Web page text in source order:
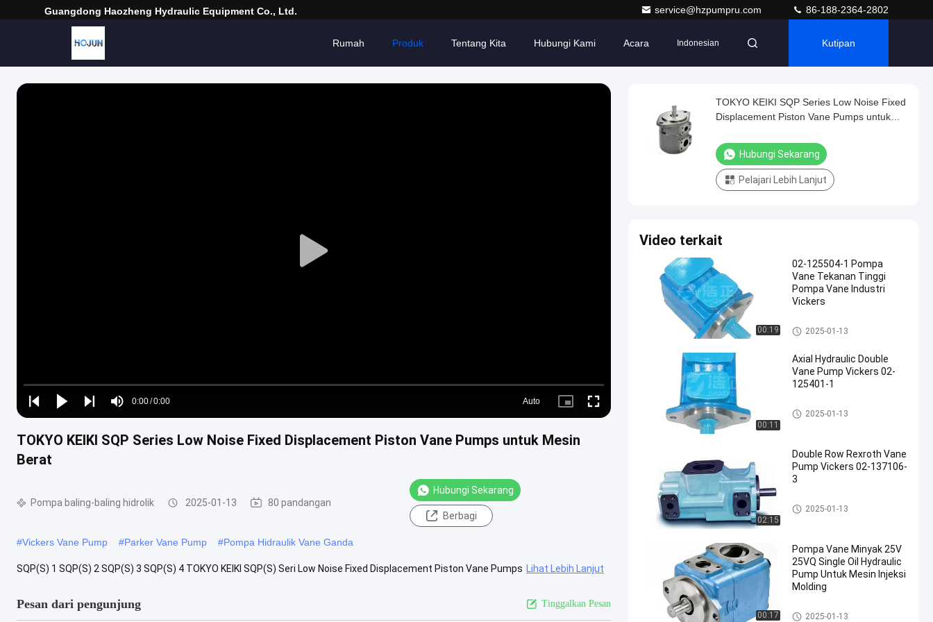
Guangdong Haozheng Hydraulic Equipment Co., Ltd. service@hzpumpru.com 86-188-2364-2802
Rumah Produk Tentang Kita Hubungi Kami Acara Indonesian Kutipan
Play
Play
Play
Play
Mute
Time
0:00/0:00
Loaded:
0%
Auto
Picture- Fullscreen
TOKYO KEIKI SQP Series Low Noise Fixed Displacement Piston Vane Pumps untuk Mesin
Berat
Pompa baling-baling hidrolik 2025-01-13 80 pandangan
Hubungi Sekarang
Berbagi
#Vickers Vane Pump #Parker Vane Pump #Pompa Hidraulik Vane Ganda
SQP(S) 1 SQP(S) 2 SQP(S) 3 SQP(S) 4 TOKYO KEIKI SQP(S) Seri Low Noise Fixed Displacement Piston Vane Pumps Lihat Lebih Lanjut
Pesan dari pengunjung Tinggalkan Pesan
TOKYO KEIKI SQP Series Low Noise Fixed
Displacement Piston Vane Pumps untuk
Hubungi Sekarang
Pelajari Lebih Lanjut
Video terkait
00:19
02-125504-1 Pompa
Vane Tekanan Tinggi
Pompa Vane Industri
Vickers
Pompa baling-baling hidrolik
2025-01-13
00:11
Axial Hydraulic Double
Vane Pump Vickers 02-
125401-1
Pompa baling-baling hidrolik
2025-01-13
02:15
Double Row Rexroth Vane
Pump Vickers 02-137106-
3
Pompa baling-baling hidrolik
2025-01-13
00:17
Pompa Vane Minyak 25V
25VQ Single Oil Hydraulic
Pump Untuk Mesin Injeksi
Molding
Pompa baling-baling hidrolik
2025-01-13